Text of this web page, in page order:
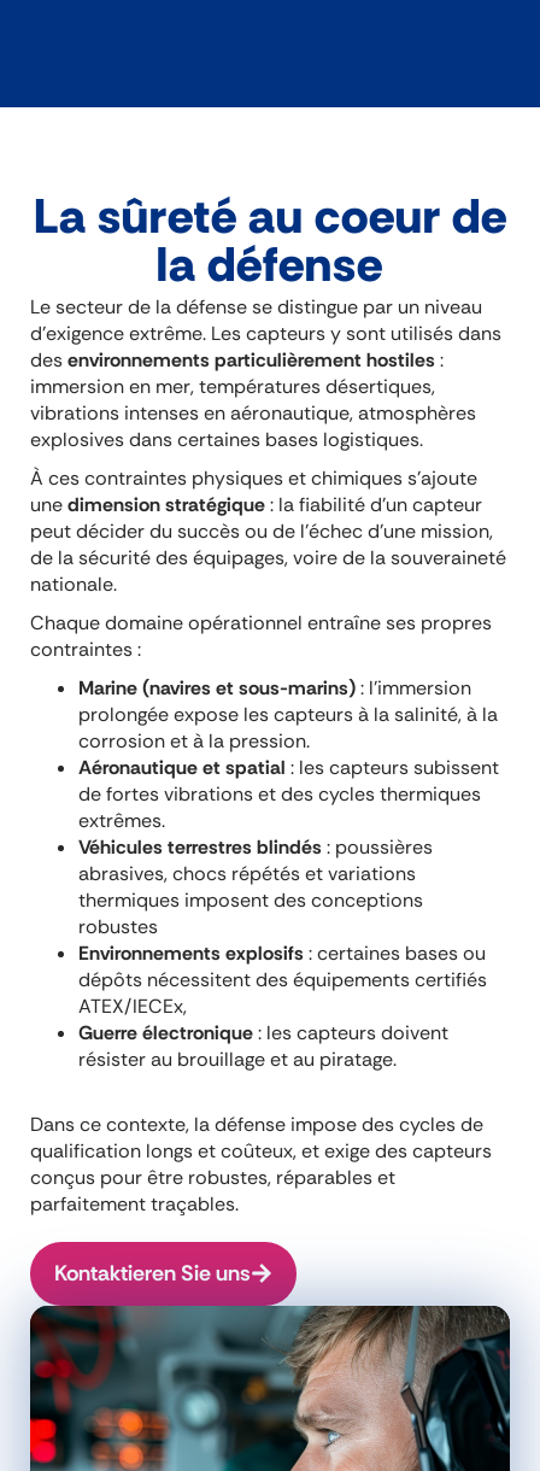
La sûreté au coeur de
la défense
Le secteur de la défense se distingue par un niveau
d’exigence extrême. Les capteurs y sont utilisés dans
desenvironnements particulièrement hostiles :
immersion en mer, températures désertiques,
vibrations intenses en aéronautique, atmosphères
explosives dans certaines bases logistiques.
À ces contraintes physiques et chimiques s’ajoute
unedimension stratégique: la fiabilité d’un capteur
peut décider du succès ou de l’échec d’une mission,
de la sécurité des équipages, voire de la souveraineté
nationale.
Chaque domaine opérationnel entraîne ses propres
contraintes :
Marine (navires et sous-marins): l’immersion
prolongée expose les capteurs à la salinité, à la
corrosion et à la pression.
Aéronautique et spatial : les capteurs subissent
de fortes vibrations et des cycles thermiques
extrêmes.
Véhicules terrestres blindés : poussières
abrasives, chocs répétés et variations
thermiques imposent des conceptions
robustes
Environnements explosifs : certaines bases ou
dépôts nécessitent des équipements certifiés
ATEX/IECEx,
Guerre électronique: les capteurs doivent
résister au brouillage et au piratage.
Dans ce contexte, la défense impose des cycles de
qualification longs et coûteux, et exige des capteurs
conçus pour être robustes, réparables et
parfaitement traçables.
Kontaktieren Sie uns